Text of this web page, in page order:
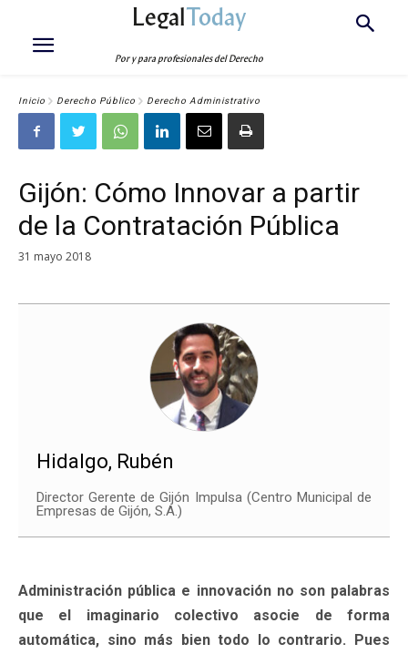
LegalToday
Por y para profesionales del Derecho
Inicio Derecho Público Derecho Administrativo
Gijón: Cómo Innovar a partir
de la Contratación Pública
31 mayo 2018
Hidalgo, Rubén
Director Gerente de Gijón Impulsa (Centro Municipal de
Empresas de Gijón, S.A.)
Administración pública e innovación no son palabras
que el imaginario colectivo asocie de forma
automática, sino más bien todo lo contrario. Pues